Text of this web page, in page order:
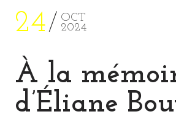
24
OCT
2024
À la
d’Éliane